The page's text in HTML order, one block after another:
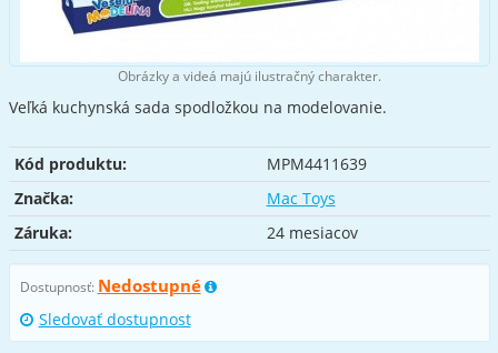
Obrázky a videá majú ilustračný charakter.
Veľká kuchynská sada spodložkou na modelovanie.
Kód produktu:
MPM4411639
Značka:
Mac Toys
Záruka:
24 mesiacov
Dostupnosť: Nedostupné
Sledovať dostupnost